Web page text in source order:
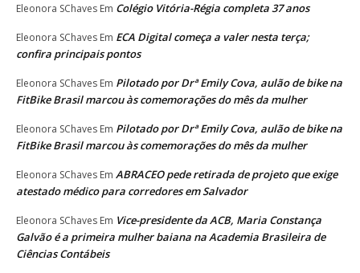
Eleonora SChaves Em Colégio Vitória-Régia completa 37 anos
Eleonora SChaves Em ECA Digital começa a valer nesta terça;
confira principais pontos
Eleonora SChaves Em Pilotado por Drª Emily Cova, aulão de bike na
FitBike Brasil marcou às comemorações do mês da mulher
Eleonora SChaves Em Pilotado por Drª Emily Cova, aulão de bike na
FitBike Brasil marcou às comemorações do mês da mulher
Eleonora SChaves Em ABRACEO pede retirada de projeto que exige
atestado médico para corredores em Salvador
Eleonora SChaves Em Vice-presidente da ACB, Maria Constança
Galvão é a primeira mulher baiana na Academia Brasileira de
Ciências Contábeis